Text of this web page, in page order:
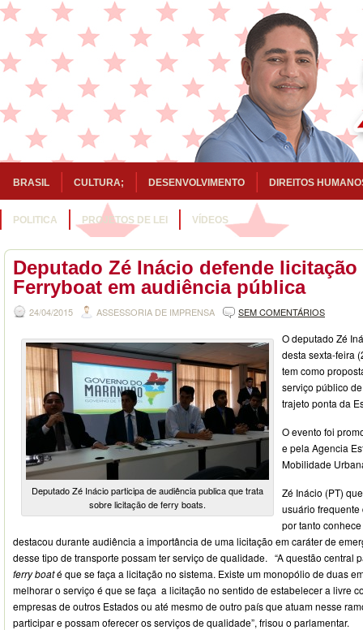
BRASIL CULTURA; DESENVOLVIMENTO DIREITOS
POLITICA PROJETOS DE LEI VÍDEOS
Deputado Zé Inácio defende licitação
Ferryboat em audiência pública
24/04/2015 ASSESSORIA DE IMPRENSA SEM COMENTÁRIOS
Deputado Zé Inácio participa de audiência publica que trata
sobre licitação de ferry boats.
O deputado Zé
desta sexta-feira
tem como
serviço público
trajeto ponta da
O evento foi
e pela Agencia
Mobilidade
Zé Inácio (PT)
usuário frequente
por tanto
destacou durante audiência a importância de uma licitação em caráter de
desse tipo de transporte possam ter serviço de qualidade. “A questão central
ferry boaté que se faça a licitação no sistema. Existe um monopólio de duas
melhorar o serviço é que se faça a licitação no sentido de estabelecer a livre
empresas de outros Estados ou até mesmo de outro país que atuam nesse
participar e possam oferecer os serviços de qualidade”, frisou o parlamentar.